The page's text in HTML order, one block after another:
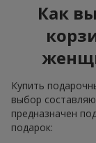
Как
Купить
выбор
предназначен
подарок: